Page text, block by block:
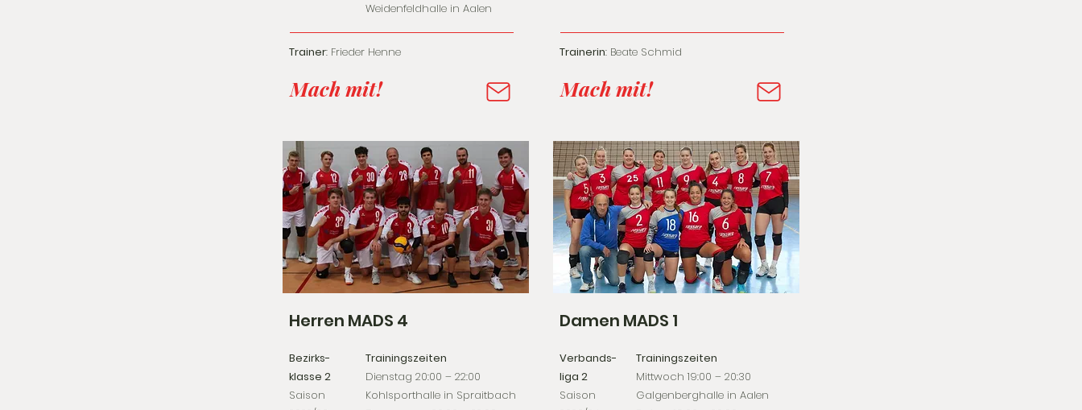
Weidenfeldhalle in Aalen
Trainer: Frieder Henne
Mach mit!
Herren MADS 4
Bezirks-
klasse 2
Saison
Trainingszeiten
Dienstag 20:00 – 22:00
Kohlsporthalle in Spraitbach
Trainerin: Beate Schmid
Mach mit!
Damen MADS 1
Verbands-
liga 2
Saison
Trainingszeiten
Mittwoch 19:00 – 20:30
Galgenberghalle in Aalen